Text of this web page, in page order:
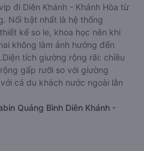
đi Diên Khánh - Khánh Hòa từ
Nổi bật nhất là hệ thống
kế so le, khoa học nên khi
không làm ảnh hưởng đến
tích giường rộng rãi: chiều
gấp rưỡi so với giường
cả du khách nước ngoài lẫn
Quảng Bình Diên Khánh -